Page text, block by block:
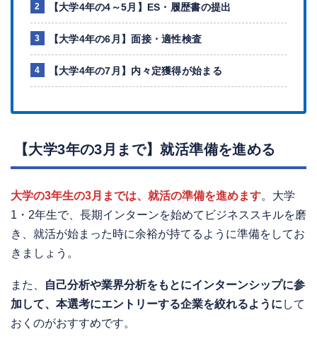
【大学4年の4～5月】ES・履歴書の提出
【大学4年の6月】面接・適性検査
【大学4年の7月】内々定獲得が始まる
【大学3年の3月まで】就活準備を進める
大学の3年生の3月までは、就活の準備を進めます。大学
1・2年生で、長期インターンを始めてビジネススキルを磨
き、就活が始まった時に余裕が持てるように準備をしてお
きましょう。
また、
自己分析や業界分析をもとにインターンシップに参
加して、本選考にエントリーする企業を絞れるように して
おくのがおすすめです。